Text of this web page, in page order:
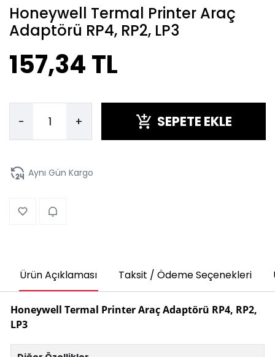
Honeywell Termal Printer Araç
Adaptörü RP4, RP2, LP3
157,34 TL
- + SEPETE EKLE
Aynı Gün Kargo
Ürün Açıklaması Taksit / Ödeme Seçenekleri
Honeywell Termal Printer Araç Adaptörü RP4, RP2,
LP3